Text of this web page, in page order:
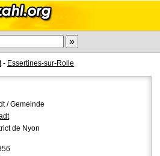
- Essertines-sur-Rolle
/ Gemeinde
de Nyon